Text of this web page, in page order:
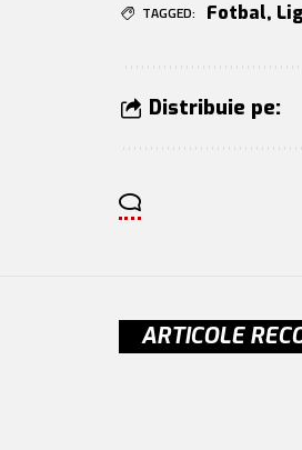
TAGGED: Fotbal,
Distribuie pe:
ARTICOLE